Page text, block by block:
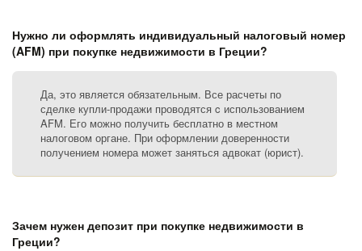
Нужно ли оформлять индивидуальный налоговый номер
(AFM) при покупке недвижимости в Греции?
Да, это является обязательным. Все расчеты по
сделке купли-продажи проводятся c использованием
AFM. Его можно получить бесплатно в местном
налоговом органе. При оформлении доверенности
получением номера может заняться адвокат (юрист).
Зачем нужен депозит при покупке недвижимости в
Греции?